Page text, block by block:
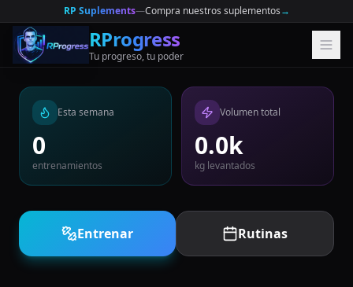
RP Suplements—Compra nuestros suplementos→
RProgress
Tu progreso, tu poder
Esta semana
0
entrenamientos
Volumen total
0.0k
kg levantados
Entrenar Rutinas